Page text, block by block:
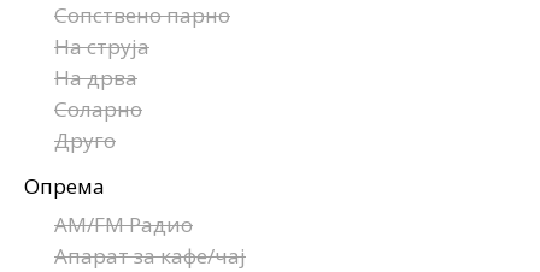
Сопствено парно
На струја
На дрва
Соларно
Друго
Опрема
AM/FM Радио
Апарат за кафе/чај